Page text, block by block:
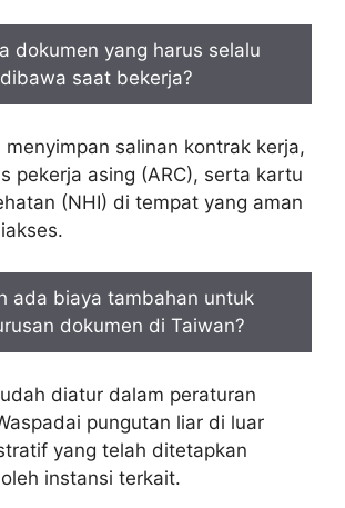
dokumen yang harus selalu
dibawa saat bekerja?
menyimpan salinan kontrak kerja,
pekerja asing (ARC), serta kartu
(NHI) di tempat yang aman
ada biaya tambahan untuk
dokumen di Taiwan?
diatur dalam peraturan
pungutan liar di luar
yang telah ditetapkan
instansi terkait.